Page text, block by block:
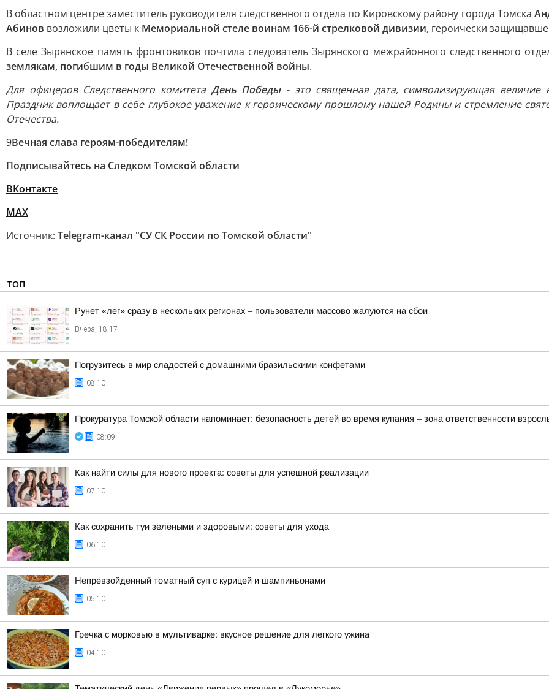
В областном центре заместитель руководителя следственного отдела по Кировскому району города Томска
Абинов возложили цветы к Мемориальной стеле воинам 166-й стрелковой дивизии, героически
В селе Зырянское память фронтовиков почтила следователь Зырянского межрайонного следственного
землякам, погибшим в годы Великой Отечественной войны.
Для офицеров Следственного комитета День Победы- это священная дата, символизирующая величие
Праздник воплощает в себе глубокое уважение к героическому прошлому нашей Родины и стремление
Отечества.
9Вечная слава героям-победителям!
Подписывайтесь на Следком Томской области
ВКонтакте
MAX
Источник: Telegram-канал "СУ СК России по Томской области"
ТОП
Рунет «лег» сразу в нескольких регионах – пользователи массово жалуются на сбои
Вчера, 18:17
Погрузитесь в мир сладостей с домашними бразильскими конфетами
08:10
Прокуратура Томской области напоминает: безопасность детей во время купания – зона ответственности
08:09
Как найти силы для нового проекта: советы для успешной реализации
07:10
Как сохранить туи зелеными и здоровыми: советы для ухода
06:10
Непревзойденный томатный суп с курицей и шампиньонами
05:10
Гречка с морковью в мультиварке: вкусное решение для легкого ужина
04:10